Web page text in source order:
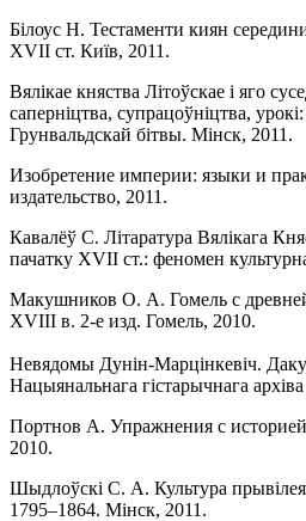
Білоус Н. Тестаменти киян
XVII ст. Київ, 2011.
Вялікае княства Літоўскае і яго
саперніцтва, супрацоўніцтва,
Грунвальдскай бітвы. Мінск, 2011.
Изобретение империи: языки и
издательство, 2011.
Кавалёў С. Літаратура Вялікага
пачатку XVII ст.: феномен
Макушников О. А. Гомель с
XVIII в. 2-е изд. Гомель, 2010.
Невядомы Дунін-Марцінкевіч.
Нацыянальнага гістарычнага
Портнов А. Упражнения с
2010.
Шыдлоўскі С. А. Культура
1795–1864. Мінск, 2011.